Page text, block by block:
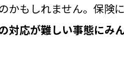
かもしれません。保険
応が難しい事態にみ